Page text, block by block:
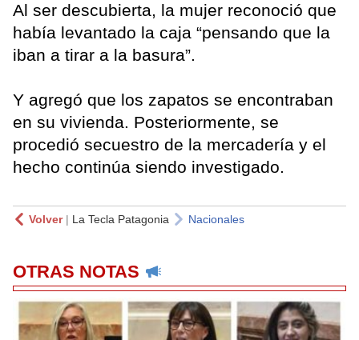
Al ser descubierta, la mujer reconoció que
había levantado la caja “pensando que la
iban a tirar a la basura”.
Y agregó que los zapatos se encontraban
en su vivienda. Posteriormente, se
procedió secuestro de la mercadería y el
hecho continúa siendo investigado.
Volver| La Tecla Patagonia Nacionales
OTRAS NOTAS